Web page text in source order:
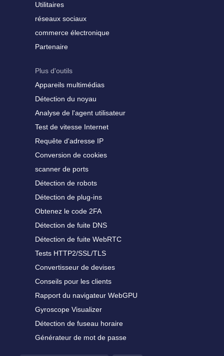
Utilitaires
réseaux sociaux
commerce électronique
Partenaire
Plus d'outils
Appareils multimédias
Détection du noyau
Analyse de l'agent utilisateur
Test de vitesse Internet
Requête d'adresse IP
Conversion de cookies
scanner de ports
Détection de robots
Détection de plug-ins
Obtenez le code 2FA
Détection de fuite DNS
Détection de fuite WebRTC
Tests HTTP2/SSL/TLS
Convertisseur de devises
Conseils pour les clients
Rapport du navigateur WebGPU
Gyroscope Visualizer
Détection de fuseau horaire
Générateur de mot de passe